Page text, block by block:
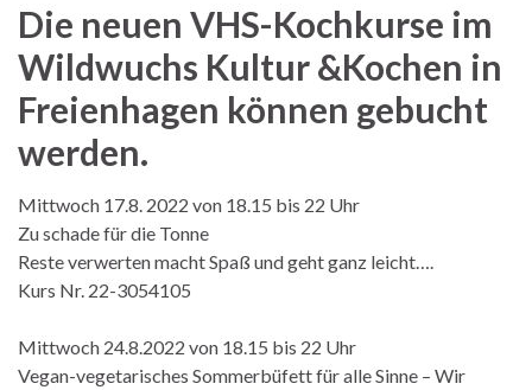
Die neuen VHS-Kochkurse im
Wildwuchs Kultur &Kochen in
Freienhagen können gebucht
werden.
Mittwoch 17.8. 2022 von 18.15 bis 22 Uhr
Zu schade für die Tonne
Reste verwerten macht Spaß und geht ganz leicht….
Kurs Nr. 22-3054105
Mittwoch 24.8.2022 von 18.15 bis 22 Uhr
Vegan-vegetarisches Sommerbüfett für alle Sinne – Wir